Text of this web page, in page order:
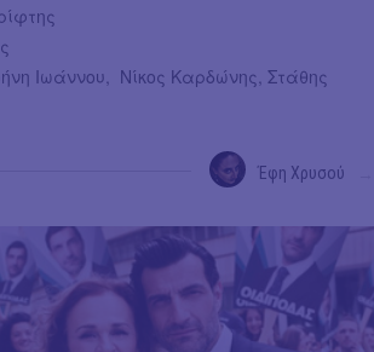
Ιωάννου, Νίκος Καρδώνης, Στάθης
Έφη Χρυσού